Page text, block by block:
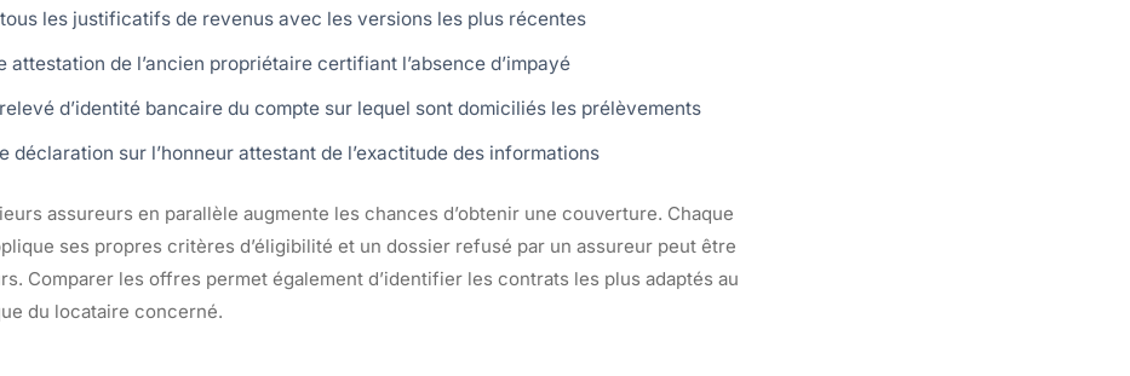
les justificatifs de revenus avec les versions les plus récentes
attestation de l’ancien propriétaire certifiant l’absence d’impayé
d’identité bancaire du compte sur lequel sont domiciliés les prélèvements
déclaration sur l’honneur attestant de l’exactitude des informations
assureurs en parallèle augmente les chances d’obtenir une couverture. Chaque
ses propres critères d’éligibilité et un dossier refusé par un assureur peut être
Comparer les offres permet également d’identifier les contrats les plus adaptés au
du locataire concerné.